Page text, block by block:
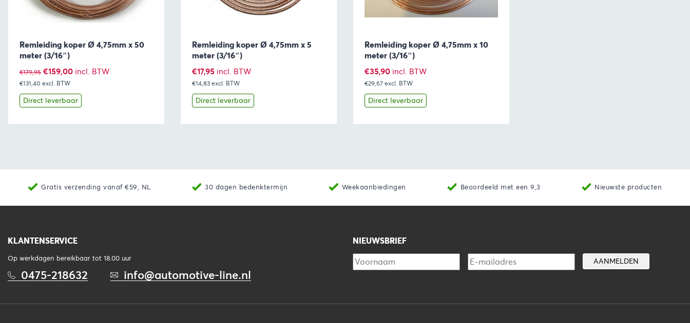
Remleiding koper Ø 4,75mm x 50
meter (3/16″)
€179,95 Oorspronkelijke
prijs
was:
€159,00Huidige
is:
incl. BTW
€131,40 excl. BTW
Direct leverbaar
Remleiding koper Ø 4,75mm x 5
meter (3/16″)
€17,95 incl. BTW
€14,83 excl. BTW
Direct leverbaar
Remleiding koper Ø 4,75mm x 10
meter (3/16″)
€35,90 incl. BTW
€29,67 excl. BTW
Direct leverbaar
Gratis verzending vanaf €59, NL 30 dagen bedenktermijn Weekaanbiedingen Beoordeeld met een 9,3 Nieuwste producten
KLANTENSERVICE
Op werkdagen bereikbaar tot 18.00 uur
0475-218632 info@automotive-line.nl
NIEUWSBRIEF